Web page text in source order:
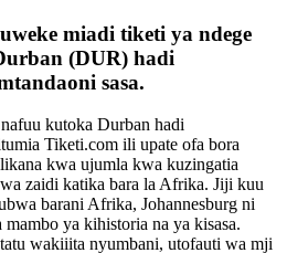
miadi tiketi ya ndege
(DUR) hadi
sasa.
kutoka Durban hadi
Tiketi.com ili upate ofa bora
kwa ujumla kwa kuzingatia
zaidi katika bara la Afrika. Jiji kuu
barani Afrika, Johannesburg ni
ya kihistoria na ya kisasa.
wakiiita nyumbani, utofauti wa mji